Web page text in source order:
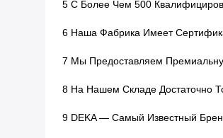
5 С Более Чем 500
6 Наша Фабрика Имеет
7 Мы Предоставляем
8 На Нашем Складе Достаточно
9 DEKA — Самый Известный